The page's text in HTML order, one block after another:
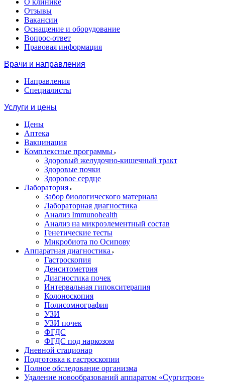
О клинике
Отзывы
Вакансии
Оснащение и оборудование
Вопрос-ответ
Правовая информация
Врачи и направления
Направления
Специалисты
Услуги и цены
Цены
Аптека
Вакцинация
Комплексные программы
Здоровый желудочно-кишечный тракт
Здоровые почки
Здоровое сердце
Лаборатория
Забор биологического материала
Лабораторная диагностика
Анализ Immunohealth
Анализ на микроэлементный состав
Генетические тесты
Микробиота по Осипову
Аппаратная диагностика
Гастроскопия
Денситометрия
Диагностика почек
Интервальная гипокситерапия
Колоноскопия
Полисомнография
УЗИ
УЗИ почек
ФГДС
ФГДС под наркозом
Дневной стационар
Подготовка к гастроскопии
Полное обследование организма
Удаление новообразований аппаратом «Сургитрон»‎